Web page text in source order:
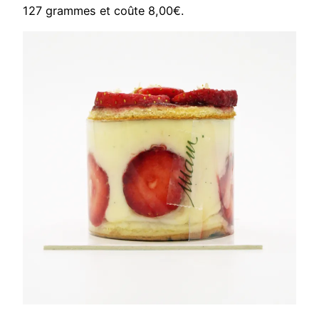
127 grammes et coûte 8,00€.